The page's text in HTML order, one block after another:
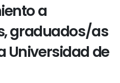
a
graduados/as
Universidad de